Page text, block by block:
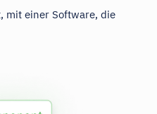
mit einer Software, die